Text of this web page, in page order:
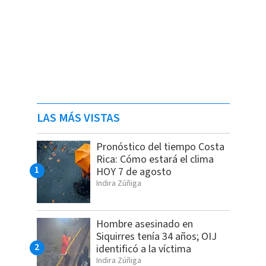
LAS MÁS VISTAS
Pronóstico del tiempo Costa
Rica: Cómo estará el clima
HOY 7 de agosto
Indira Zúñiga
Hombre asesinado en
Siquirres tenía 34 años; OIJ
identificó a la víctima
Indira Zúñiga